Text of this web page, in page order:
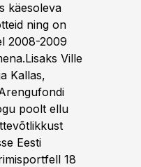
käesoleva
ning on
2008-2009
Ville
Kallas,
poolt ellu
Eesti
18